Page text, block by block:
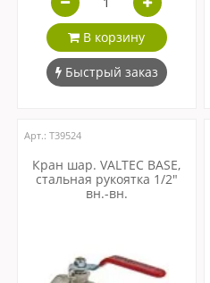
В корзину
Быстрый заказ
Арт.: Т39524
Кран шар. VALTEC BASE,
стальная рукоятка 1/2"
вн.-вн.